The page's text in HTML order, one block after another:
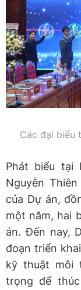
Các đại biểu
Phát biểu tại
Nguyễn
của Dự án,
một năm, hai
án. Đến nay,
đoạn triển
kỹ thuật môi
trọng để